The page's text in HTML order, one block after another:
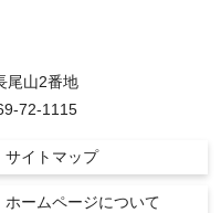
尾山2番地
72-1115
サイトマップ
ホームページについて